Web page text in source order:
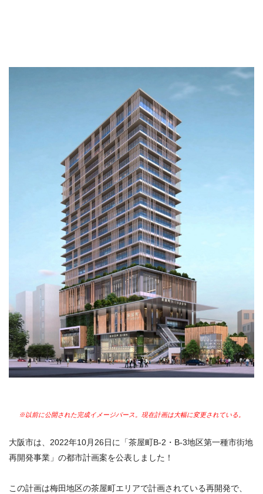
※以前に公開された完成イメージパース。現在計画は大幅に変更されている。
大阪市は、2022年10月26日に「茶屋町B-2・B-3地区第一種市街地
再開発事業」の都市計画案を公表しました！
この計画は梅田地区の茶屋町エリアで計画されている再開発で、